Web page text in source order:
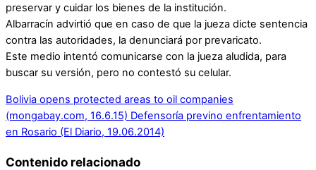
preservar y cuidar los bienes de la institución.
Albarracín advirtió que en caso de que la jueza dicte sentencia
contra las autoridades, la denunciará por prevaricato.
Este medio intentó comunicarse con la jueza aludida, para
buscar su versión, pero no contestó su celular.
Bolivia opens protected areas to oil companies
(mongabay.com, 16.6.15) Defensoría previno enfrentamiento
en Rosario (El Diario, 19.06.2014)
Contenido relacionado